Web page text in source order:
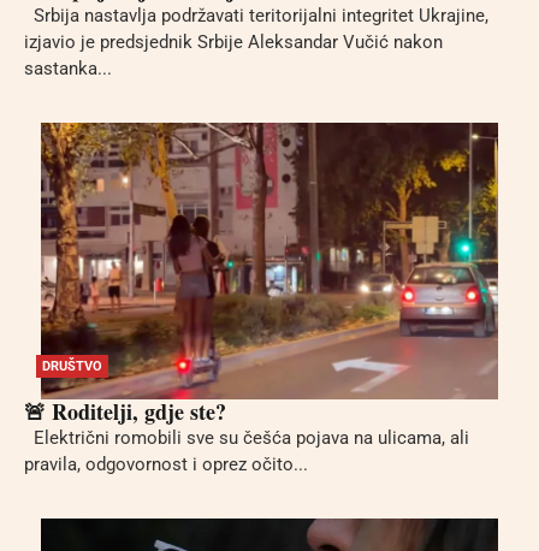
Srbija nastavlja podržavati teritorijalni integritet Ukrajine,
izjavio je predsjednik Srbije Aleksandar Vučić nakon
sastanka...
DRUŠTVO
🚨 Roditelji, gdje ste?
Električni romobili sve su češća pojava na ulicama, ali
pravila, odgovornost i oprez očito...